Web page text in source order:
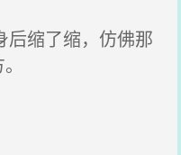
缩了缩，仿佛那